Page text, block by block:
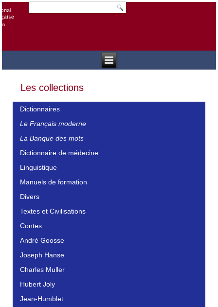
Les collections
Dictionnaires
Le Français moderne
La Banque des mots
Dictionnaire de médecine
Linguistique
Manuels de formation
Divers
Textes et Civilisations
Contes
André Goosse
Joseph Hanse
Charles Muller
Hubert Joly
Jean-Humblet